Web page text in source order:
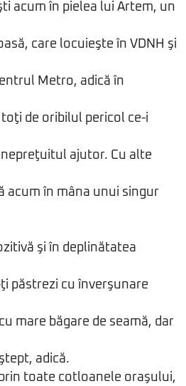
acum în pielea lui Artem, un
care locuieşte în VDNH şi
Metro, adică în
de oribilul pericol ce-i
ajutor. Cu alte
acum în mâna unui singur
şi în deplinătatea
păstrezi cu înverşunare
mare băgare de seamă, dar
adică.
toate cotloanele oraşului,